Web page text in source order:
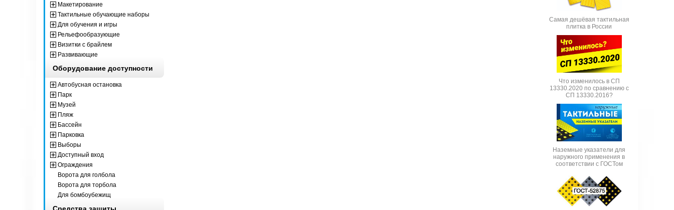
Макетирование
Тактильные обучающие наборы
Для обучения и игры
Рельефообразующие
Визитки с брайлем
Развивающие
Оборудование доступности
Автобусная остановка
Парк
Музей
Пляж
Бассейн
Парковка
Выборы
Доступный вход
Ограждения
Ворота для голбола
Ворота для торбола
Для бомбоубежищ
Средства защиты
Самая дешёвая тактильная
плитка в России
Что изменилось в СП
13330.2020 по сравнению с
СП 13330.2016?
Наземные указатели для
наружного применения в
соответствии с ГОСТом